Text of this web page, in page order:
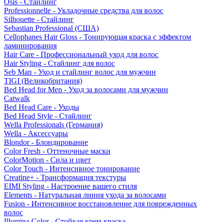
Osis - Стайлинг
Professionnelle - Укладочные средства для волос
Silhouette - Стайлинг
Sebastian Professional (США)
Cellophanes Hair Gloss - Тонирующая краска с эффектом
ламинирования
Hair Care - Профессиональный уход для волос
Hair Styling - Стайлинг для волос
Seb Man - Уход и стайлинг волос для мужчин
TIGI (Великобритания)
Bed Head for Men - Уход за волосами для мужчин
Catwalk
Bed Head Care - Уходы
Bed Head Style - Стайлинг
Wella Professionals (Германия)
Wella - Аксессуары
Blondor - Блондирование
Color Fresh - Оттеночные маски
ColorMotion - Сила и цвет
Color Touch - Интенсивное тонирование
Creatine+ - Трансформация текстуры
EIMI Styling - Настроение вашего стиля
Elements - Натуральная линия ухода за волосами
Fusion - Интенсивное восстановление для поврежденных
волос